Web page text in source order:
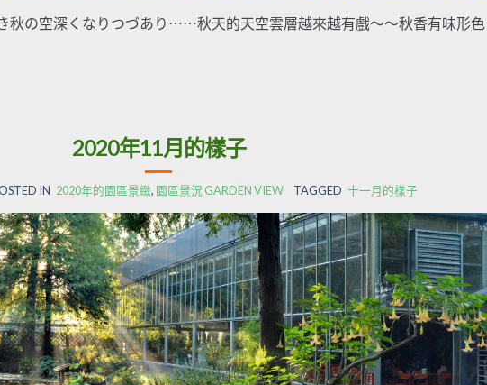
秋の空深くなりつづあり⋯⋯秋天的天空雲層越來越有戲～～秋香有味形
2020年11月的樣子
IN 2020年的園區景緻, 園區景況 GARDEN VIEW TAGGED 十一月的樣子